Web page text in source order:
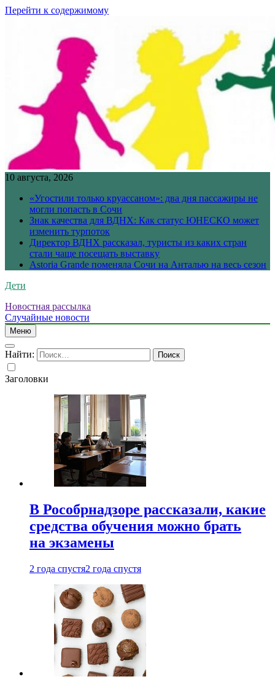
Перейти к содержимому
10 августа, 2026
«Угостили только круассаном»: два дня пассажиры не
могли попасть в Сочи
Знак качества для ВДНХ: Как статус ЮНЕСКО может
изменить турпоток
Директор ВДНХ рассказал, туристы из каких стран
стали чаще посещать выставку
Astoria Grande поменяла Сочи на Анталью на весь сезон
Дети
Новостная рассылка
Случайные новости
Меню
Найти:
Заголовки
В Рособрнадзоре рассказали, какие
средства обучения можно брать
на экзамены
2 года спустя2 года спустя